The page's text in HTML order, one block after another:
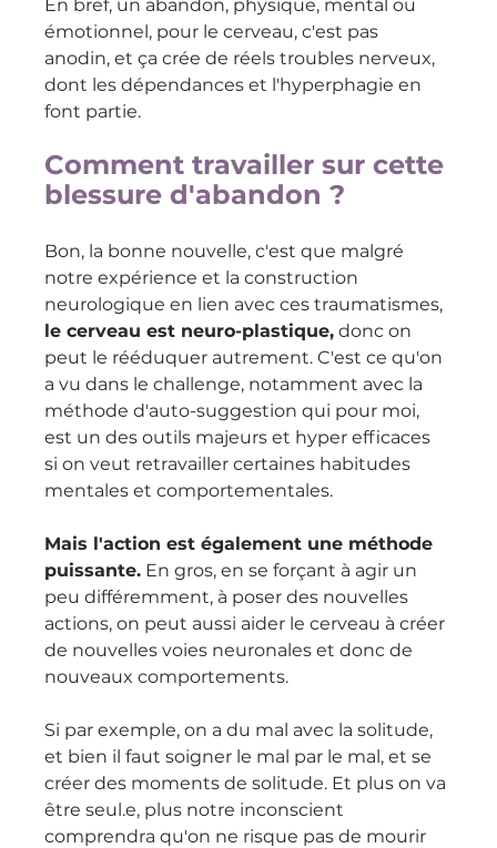
En bref, un abandon, physique, mental ou
émotionnel, pour le cerveau, c'est pas
anodin, et ça crée de réels troubles nerveux,
dont les dépendances et l'hyperphagie en
font partie.
Comment travailler sur cette
blessure d'abandon ?
Bon, la bonne nouvelle, c'est que malgré
notre expérience et la construction
neurologique en lien avec ces traumatismes,
le cerveau est neuro-plastique, donc on
peut le rééduquer autrement. C'est ce qu'on
a vu dans le challenge, notamment avec la
méthode d'auto-suggestion qui pour moi,
est un des outils majeurs et hyper efficaces
si on veut retravailler certaines habitudes
mentales et comportementales.
Mais l'action est également une méthode
puissante. En gros, en se forçant à agir un
peu différemment, à poser des nouvelles
actions, on peut aussi aider le cerveau à créer
de nouvelles voies neuronales et donc de
nouveaux comportements.
Si par exemple, on a du mal avec la solitude,
et bien il faut soigner le mal par le mal, et se
créer des moments de solitude. Et plus on va
être seul.e, plus notre inconscient
comprendra qu'on ne risque pas de mourir